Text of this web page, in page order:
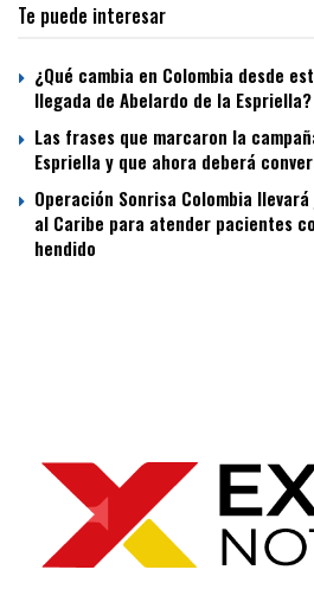
Te puede interesar
¿Qué cambia en Colombia desde
llegada de Abelardo de la Espriella?
Las frases que marcaron la
Espriella y que ahora deberá
Operación Sonrisa Colombia
al Caribe para atender pacientes
hendido